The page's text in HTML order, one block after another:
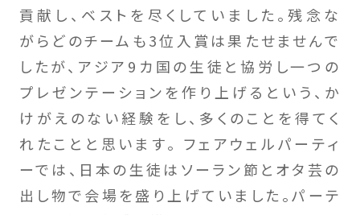
貢献し、ベストを尽くしていました。残念な
がらどのチームも3位入賞は果たせませんで
したが、アジア9カ国の生徒と協労し一つの
プレゼンテーションを作り上げるという、か
けがえのない経験をし、多くのことを得てく
れたことと思います。 フェアウェルパーティ
ーでは、日本の生徒はソーラン節とオタ芸の
出し物で会場を盛り上げていました。パーテ